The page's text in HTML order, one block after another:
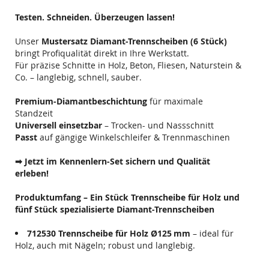
Testen. Schneiden. Überzeugen lassen!
Unser Mustersatz Diamant-Trennscheiben (6 Stück)
bringt Profiqualität direkt in Ihre Werkstatt.
Für präzise Schnitte in Holz, Beton, Fliesen, Naturstein &
Co. – langlebig, schnell, sauber.
Premium-Diamantbeschichtung für maximale
Standzeit
Universell einsetzbar – Trocken- und Nassschnitt
Passt auf gängige Winkelschleifer & Trennmaschinen
➡ Jetzt im Kennenlern-Set sichern und Qualität
erleben!
Produktumfang – Ein Stück Trennscheibe für Holz und
fünf Stück spezialisierte Diamant-Trennscheiben
712530 Trennscheibe für Holz Ø125 mm – ideal für
Holz, auch mit Nägeln; robust und langlebig.